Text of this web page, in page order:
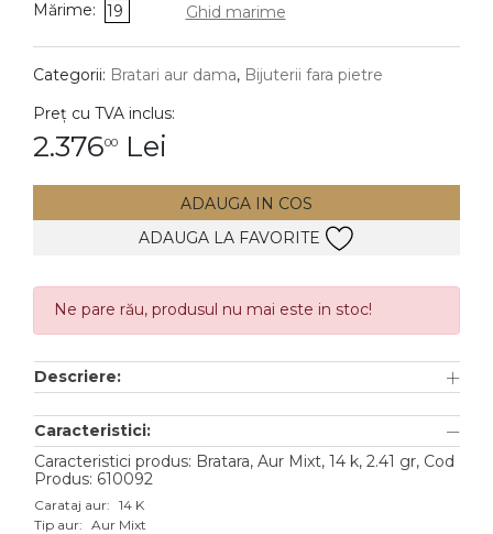
DIAMANTE Vezi toate
Cercei
Accesorii
TIP METAL
Aur galben
Aur alb
Aur roz
Aur mixt
Mărime: 19 Ghid marime
Categorii: Bratari aur dama, Bijuterii fara pietre
Preț cu TVA inclus:
2.37600 Lei
ADAUGA IN COS
ADAUGA LA FAVORITE
Ne pare rău, produsul nu mai este in stoc!
Descriere:
Caracteristici:
Caracteristici produs: Bratara, Aur Mixt, 14 k, 2.41 gr, Cod
Produs: 610092
Carataj aur: 14 K
Tip aur: Aur Mixt